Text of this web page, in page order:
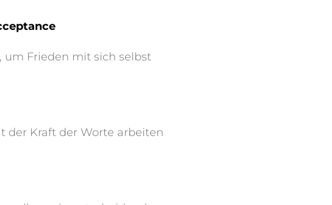
um Frieden mit sich selbst
der Kraft der Worte arbeiten